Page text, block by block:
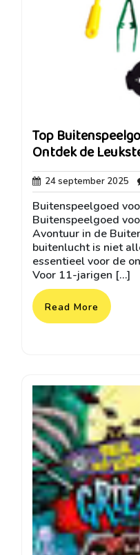
Top
Ontdek de
24 september 2025 24
Buitenspeelgoed
Buitenspeelgoed
Avontuur in de
buitenlucht is niet
essentieel voor de
Voor 11-jarigen […]
Read More